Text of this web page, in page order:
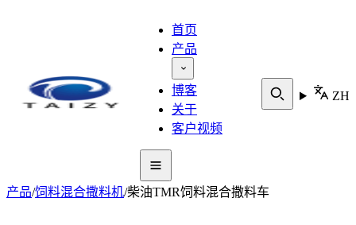
首页
产品
博客
关于
客户视频
ZH
产品/饲料混合撒料机/柴油TMR饲料混合撒料车